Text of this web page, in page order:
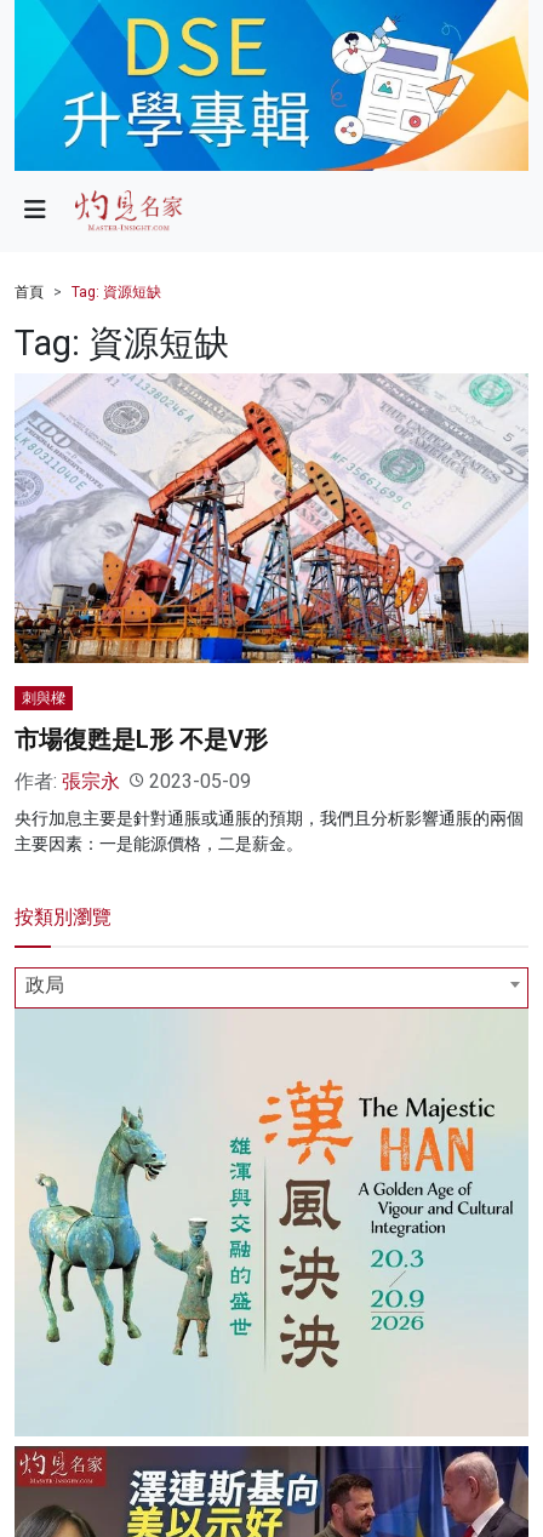
政局
財經
健康
商業
科技
影片
名家榜
灼見活動
首頁 Tag: 資源短缺
Tag: 資源短缺
刺與樑
市場復甦是L形 不是V形
作者: 張宗永 2023-05-09
央行加息主要是針對通脹或通脹的預期，我們且分析影響通脹的兩個
主要因素：一是能源價格，二是薪金。
按類別瀏覽
政局